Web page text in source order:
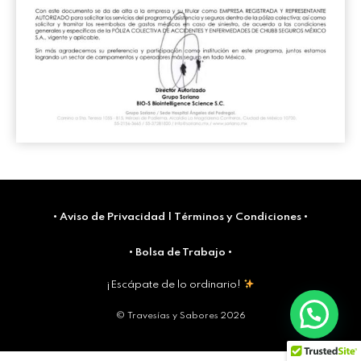
• Aviso de Privacidad Términos y Condiciones •
• Bolsa de Trabajo •
¡Escápate de lo ordinario!
© Travesías y Sabores 2026